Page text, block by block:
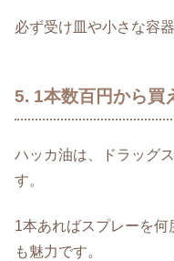
必ず受け皿や小さな容
5. 1本数百円から買
ハッカ油は、ドラッグ
す。
1本あればスプレーを
も魅力です。